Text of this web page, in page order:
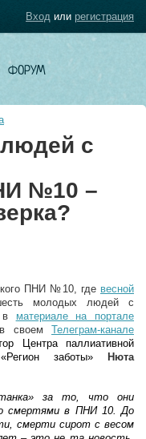
ФОРУМ
Вход или регистрация
с
№10 –
ПНИ №10, где весной
молодых людей с
в материале на портале
своем Телеграм-канале
Центра паллиативной
заботы»
Нюта
за то, что они
смертями в ПНИ 10. До
смерти сирот с весом